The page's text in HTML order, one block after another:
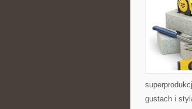
gustach i